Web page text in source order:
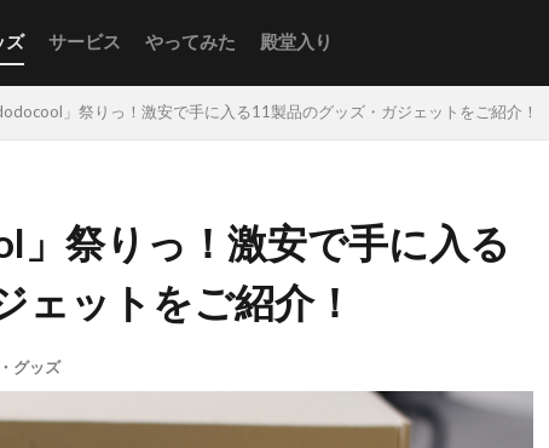
ズ サービス やってみた 殿堂入り
」祭りっ！激安で手に入る11製品のグッズ・ガジェットをご紹介！
」祭りっ！激安で手に入る
ェットをご紹介！
グッズ